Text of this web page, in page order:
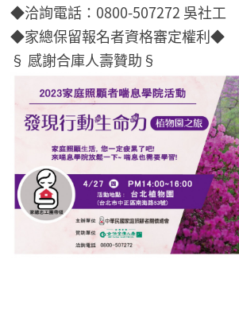
◆洽詢電話：0800-507272 吳社工
◆家總保留報名者資格審定權利◆
§ 感謝合庫人壽贊助§